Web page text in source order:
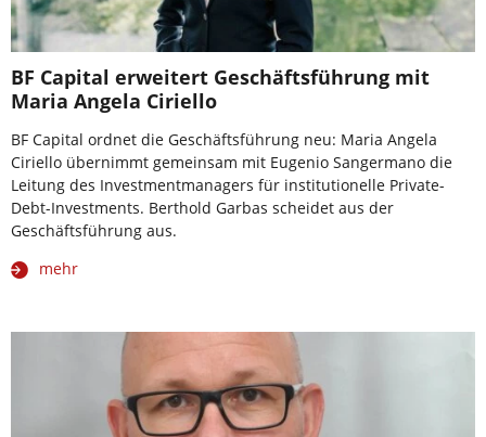
BF Capital erweitert Geschäftsführung mit
Maria Angela Ciriello
BF Capital ordnet die Geschäftsführung neu: Maria Angela
Ciriello übernimmt gemeinsam mit Eugenio Sangermano die
Leitung des Investmentmanagers für institutionelle Private-
Debt-Investments. Berthold Garbas scheidet aus der
Geschäftsführung aus.
mehr